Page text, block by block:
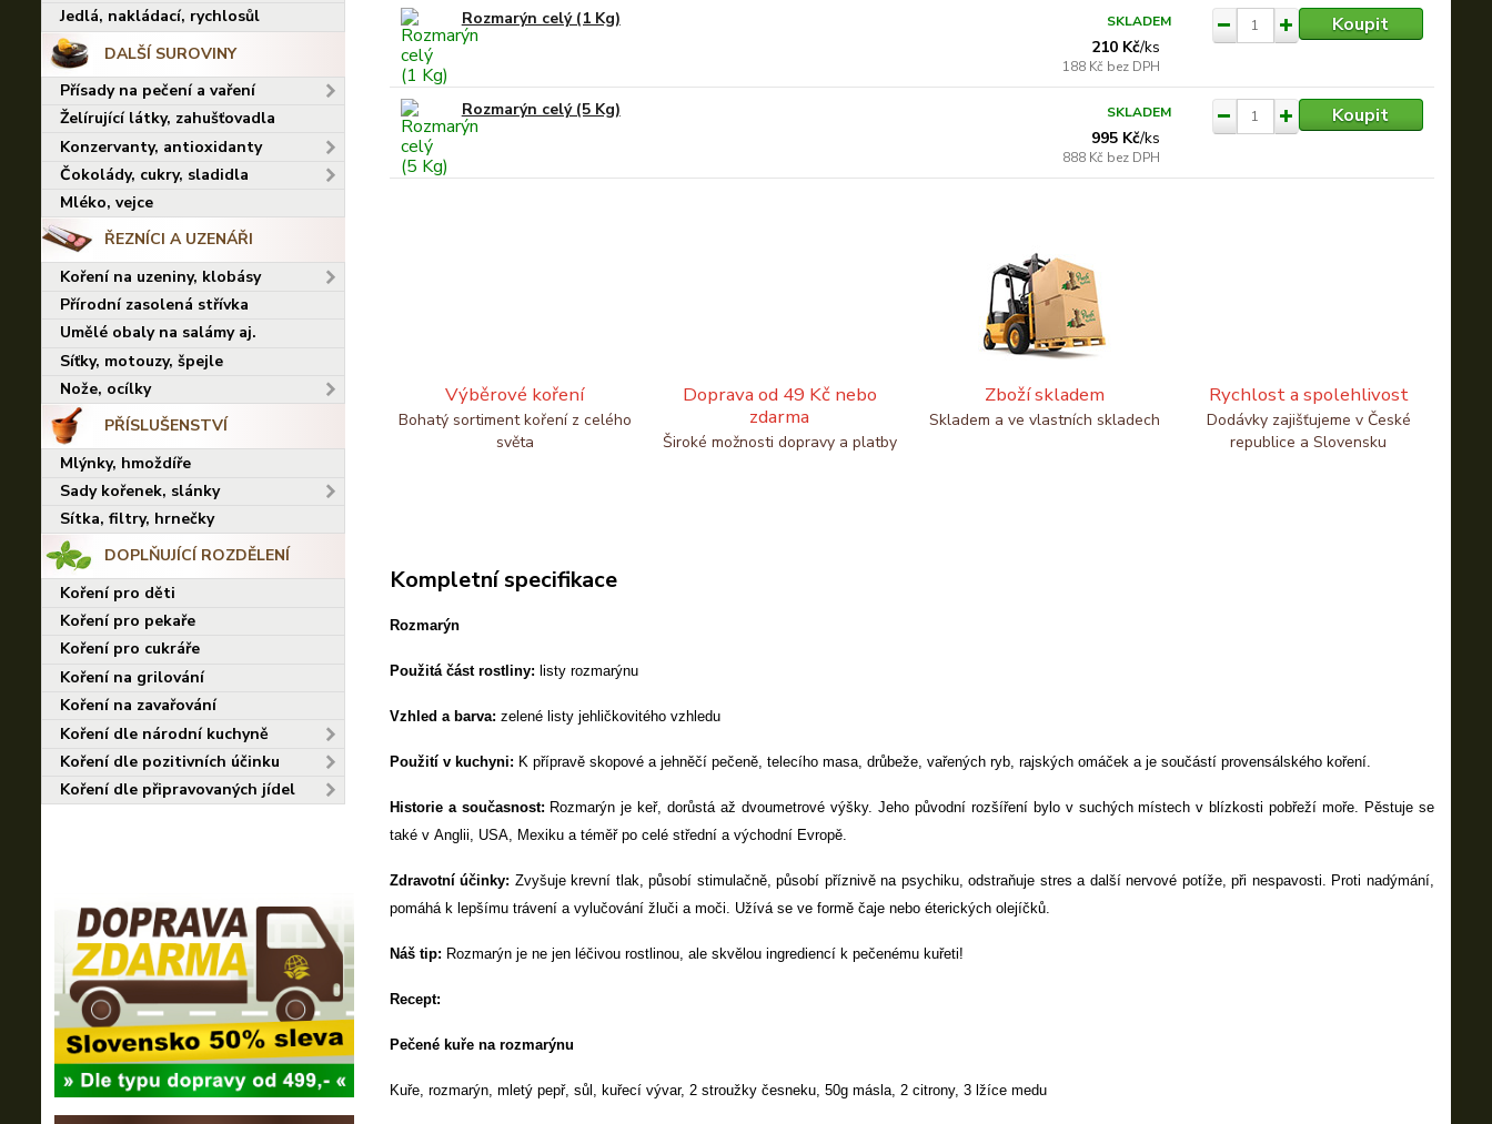
Jedlá, nakládací, rychlosůl
DALŠÍ SUROVINY
Přísady na pečení a vaření
Želírující látky, zahušťovadla
Konzervanty, antioxidanty
Čokolády, cukry, sladidla
Mléko, vejce
ŘEZNÍCI A UZENÁŘI
Koření na uzeniny, klobásy
Přírodní zasolená střívka
Umělé obaly na salámy aj.
Síťky, motouzy, špejle
Nože, ocílky
PŘÍSLUŠENSTVÍ
Mlýnky, hmoždíře
Sady kořenek, slánky
Sítka, filtry, hrnečky
DOPLŇUJÍCÍ ROZDĚLENÍ
Koření pro děti
Koření pro pekaře
Koření pro cukráře
Koření na grilování
Koření na zavařování
Koření dle národní kuchyně
Koření dle pozitivních účinku
Koření dle připravovaných jídel
Rozmarýn celý (1 Kg)
210 Kč/ks
188 Kč bez DPH
SKLADEM Koupit
Rozmarýn celý (5 Kg)
995 Kč/ks
888 Kč bez DPH
SKLADEM Koupit
Výběrové koření
Bohatý sortiment koření z celého
světa
Doprava od 49 Kč nebo
zdarma
Široké možnosti dopravy a platby
Zboží skladem
Skladem a ve vlastních skladech
Rychlost a spolehlivost
Dodávky zajišťujeme v České
republice a Slovensku
Kompletní specifikace
Rozmarýn
Použitá část rostliny: listy rozmarýnu
Vzhled a barva: zelené listy jehličkovitého vzhledu
Použití v kuchyni: K přípravě skopové a jehněčí pečeně, telecího masa, drůbeže, vařených ryb, rajských omáček a je součástí provensálského koření.
Historie a současnost: Rozmarýn je keř, dorůstá až dvoumetrové výšky. Jeho původní rozšíření bylo v suchých místech v blízkosti pobřeží moře. Pěstuje se
také v Anglii, USA, Mexiku a téměř po celé střední a východní Evropě.
Zdravotní účinky: Zvyšuje krevní tlak, působí stimulačně, působí příznivě na psychiku, odstraňuje stres a další nervové potíže, při nespavosti. Proti nadýmání,
pomáhá k lepšímu trávení a vylučování žluči a moči. Užívá se ve formě čaje nebo éterických olejíčků.
Náš tip: Rozmarýn je ne jen léčivou rostlinou, ale skvělou ingrediencí k pečenému kuřeti!
Recept:
Pečené kuře na rozmarýnu
Kuře, rozmarýn, mletý pepř, sůl, kuřecí vývar, 2 stroužky česneku, 50g másla, 2 citrony, 3 lžíce medu